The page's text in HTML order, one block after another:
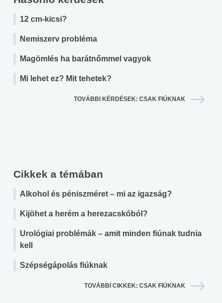
12 cm-kicsi?
Nemiszerv probléma
Magömlés ha barátnőmmel vagyok
Mi lehet ez? Mit tehetek?
TOVÁBBI KÉRDÉSEK: CSAK FIÚKNAK
Cikkek a témában
Alkohol és péniszméret – mi az igazság?
Kijöhet a herém a herezacskóból?
Urológiai problémák – amit minden fiúnak tudnia
kell
Szépségápolás fiúknak
TOVÁBBI CIKKEK: CSAK FIÚKNAK